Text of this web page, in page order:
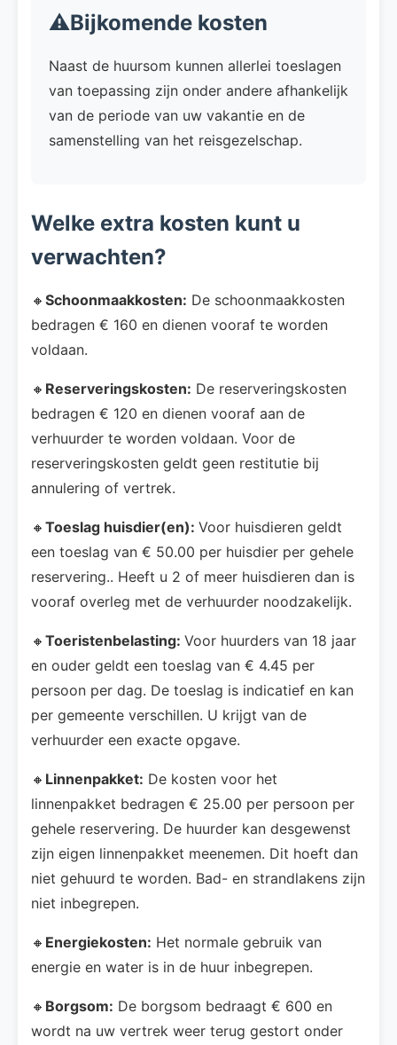
⚠️Bijkomende kosten
Naast de huursom kunnen allerlei toeslagen
van toepassing zijn onder andere afhankelijk
van de periode van uw vakantie en de
samenstelling van het reisgezelschap.
Welke extra kosten kunt u
verwachten?
🔸 Schoonmaakkosten: De schoonmaakkosten
bedragen € 160 en dienen vooraf te worden
voldaan.
🔸 Reserveringskosten: De reserveringskosten
bedragen € 120 en dienen vooraf aan de
verhuurder te worden voldaan. Voor de
reserveringskosten geldt geen restitutie bij
annulering of vertrek.
🔸 Toeslag huisdier(en): Voor huisdieren geldt
een toeslag van € 50.00 per huisdier per gehele
reservering.. Heeft u 2 of meer huisdieren dan is
vooraf overleg met de verhuurder noodzakelijk.
🔸 Toeristenbelasting: Voor huurders van 18 jaar
en ouder geldt een toeslag van € 4.45 per
persoon per dag. De toeslag is indicatief en kan
per gemeente verschillen. U krijgt van de
verhuurder een exacte opgave.
🔸 Linnenpakket: De kosten voor het
linnenpakket bedragen € 25.00 per persoon per
gehele reservering. De huurder kan desgewenst
zijn eigen linnenpakket meenemen. Dit hoeft dan
niet gehuurd te worden. Bad- en strandlakens zijn
niet inbegrepen.
🔸 Energiekosten: Het normale gebruik van
energie en water is in de huur inbegrepen.
🔸 Borgsom: De borgsom bedraagt € 600 en
wordt na uw vertrek weer terug gestort onder